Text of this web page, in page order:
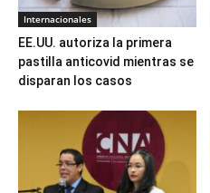
Internacionales
EE.UU. autoriza la primera
pastilla anticovid mientras se
disparan los casos